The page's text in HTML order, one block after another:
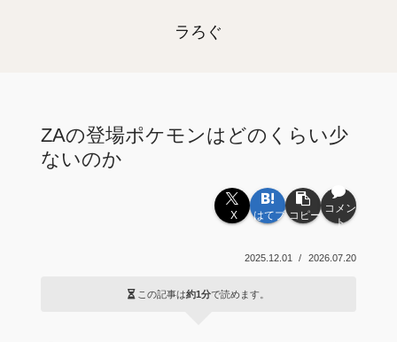
ラろぐ
ZAの登場ポケモンはどのくらい少
ないのか
X はてブ コピー
コメン
ト
2025.12.01 2026.07.20
この記事は約1分で読めます。